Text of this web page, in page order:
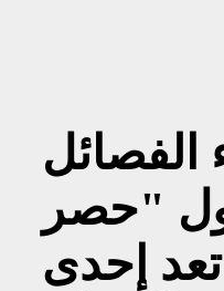
الفصائل
"حصر
تعد إحدى